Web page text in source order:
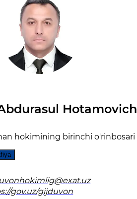
Hotamovich
hokimining birinchi o'rinbosari
gov.uz/gijduvon